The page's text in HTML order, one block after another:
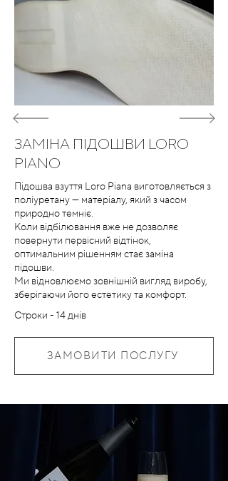
ЗАМІНА ПІДОШВИ LORO
PIANO
Підошва взуття Loro Piana виготовляється з
поліуретану — матеріалу, який з часом
природно темніє.
Коли відбілювання вже не дозволяє
повернути первісний відтінок,
оптимальним рішенням стає заміна
підошви.
Ми відновлюємо зовнішній вигляд виробу,
зберігаючи його естетику та комфорт.
Строки - 14 днів
ЗАМОВИТИ ПОСЛУГУ